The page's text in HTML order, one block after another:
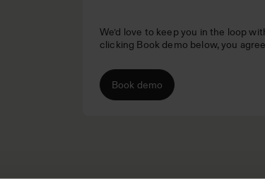
We’d love to keep you in the loop
clicking Book demo below, you